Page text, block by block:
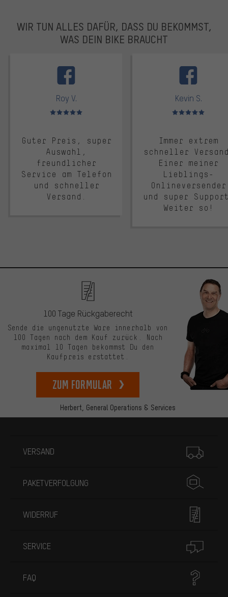
WIR TUN ALLES DAFÜR, DASS DU BEKOMMST,
WAS DEIN BIKE BRAUCHT
Roy V.
Bewertungen: 5 von 5
Guter Preis, super
Auswahl,
freundlicher
Service am Telefon
und schneller
Versand.
Kevin S.
Bewertungen: 5 von 5
Immer extrem
schneller
Einer meiner
Lieblings-
Onlineversender
und super
Weiter so!
Herbert, General Operations & Services
100 Tage Rückgaberecht
Sende die ungenutzte Ware innerhalb von
100 Tagen nach dem Kauf zurück. Nach
maximal 10 Tagen bekommst Du den
Kaufpreis erstattet.
zum Formular
VERSAND
PAKETVERFOLGUNG
WIDERRUF
SERVICE
FAQ